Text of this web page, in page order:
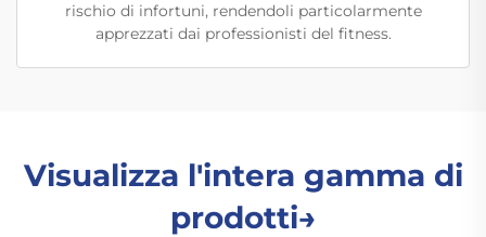
rischio di infortuni, rendendoli particolarmente
apprezzati dai professionisti del fitness.
Visualizza l'intera gamma di
prodotti→